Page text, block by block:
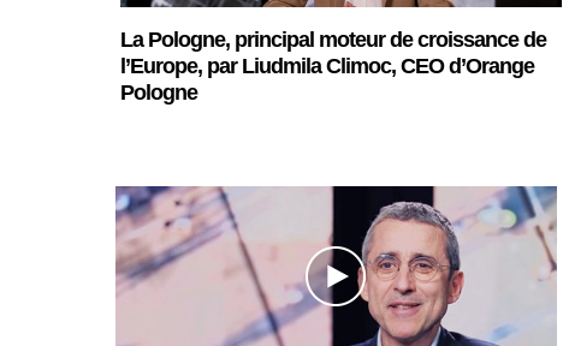
La Pologne, principal moteur de croissance de
l’Europe, par Liudmila Climoc, CEO d’Orange
Pologne